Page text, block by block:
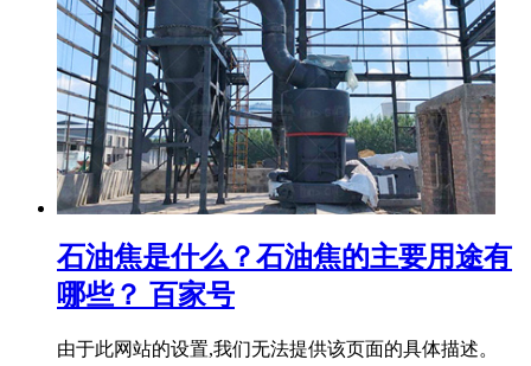
石油焦是什么？石油焦的主要用途有
哪些？ 百家号
由于此网站的设置,我们无法提供该页面的具体描述。